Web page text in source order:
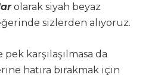
olarak siyah beyaz
sizlerden alıyoruz.
karşılaşılmasa da
hatıra bırakmak için